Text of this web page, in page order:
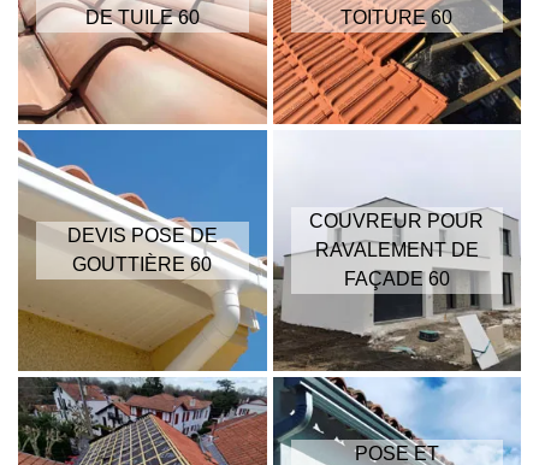
DE TUILE 60
TOITURE 60
DEVIS POSE DE
GOUTTIÈRE 60
COUVREUR POUR
RAVALEMENT DE
FAÇADE 60
POSE ET